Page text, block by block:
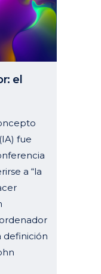
el
fue
a “la
definición